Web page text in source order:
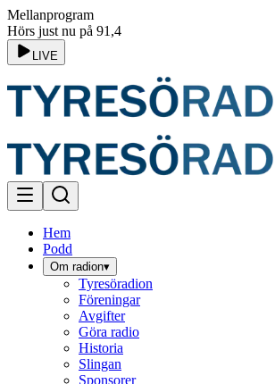
Mellanprogram
Hörs just nu på 91,4
LIVE
Hem
Podd
Om radion▾
Tyresöradion
Föreningar
Avgifter
Göra radio
Historia
Slingan
Sponsorer